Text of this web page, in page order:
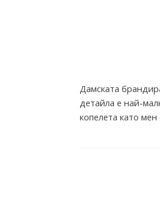
Дамската
детайла е най-
копелета като